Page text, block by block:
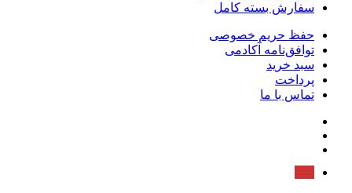
سفارش بسته کامل
حفظ حریم خصوصی
توافق‌نامه آکادمی
سبد خرید
پرداخت
تماس با ما